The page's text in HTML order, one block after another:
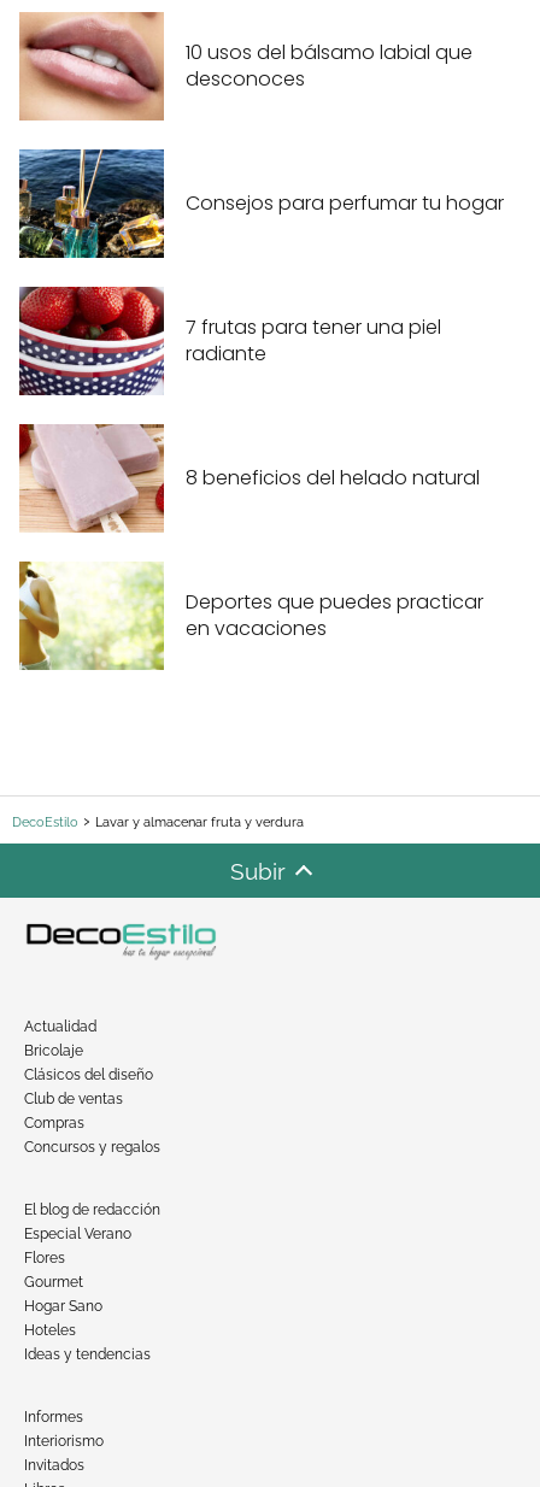
10 usos del bálsamo labial que
desconoces
Consejos para perfumar tu hogar
7 frutas para tener una piel
radiante
8 beneficios del helado natural
Deportes que puedes practicar
en vacaciones
DecoEstilo Lavar y almacenar fruta y verdura
Subir
Actualidad
Bricolaje
Clásicos del diseño
Club de ventas
Compras
Concursos y regalos
El blog de redacción
Especial Verano
Flores
Gourmet
Hogar Sano
Hoteles
Ideas y tendencias
Informes
Interiorismo
Invitados